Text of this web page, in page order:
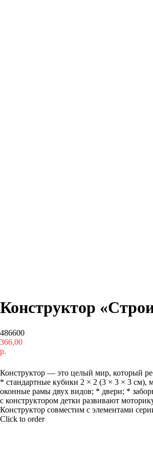
Конструктор
486600
366,00
р.
Конструктор — это целый мир, который
* стандартные кубики 2 × 2 (3 × 3 × 3 см),
оконные рамы двух видов; * двери; *
с конструктором детки развивают
Конструктор совместим с элементами
Click to order